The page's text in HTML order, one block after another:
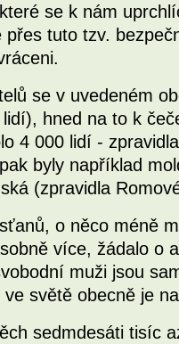
se k nám
přes tuto tzv.
se v uvedeném
hned na to k
4 000 lidí -
byly například
(zpravidla
o něco méně
více, žádalo o
muži jsou
světě obecně je
sedmdesáti tisíc